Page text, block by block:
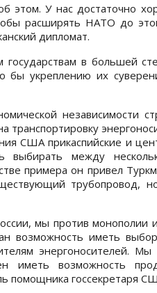
этом. У нас достаточно
расширять НАТО до
дипломат.
в большей
бы укреплению их
независимости
транспортировку
США прикаспийские и
между
примера он привел
трубопровод,
мы против монополии
возможность иметь
энергоносителей.
иметь возможность
помощника госсекретаря